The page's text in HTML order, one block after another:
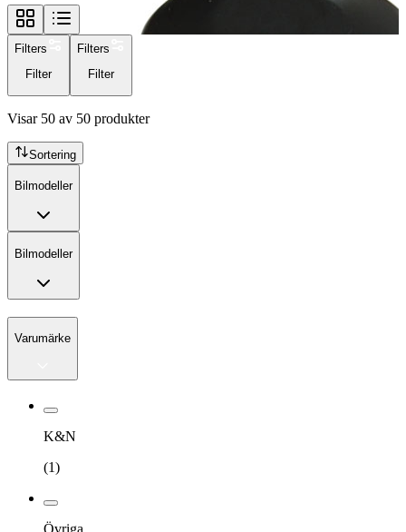
Filters
Filter
Filters
Filter
Visar50 av 50 produkter
Sortering
Bilmodeller
Bilmodeller
Varumärke
K&N
(1)
Övriga